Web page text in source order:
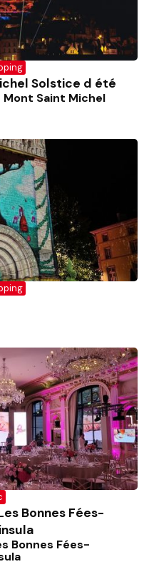
Solstice d été
Saint Michel
Bonnes Fées-
Bonnes Fées-